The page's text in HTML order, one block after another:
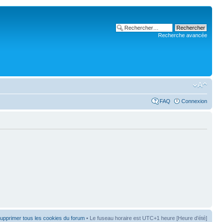
Recherche avancée
FAQ Connexion
tous les cookies du forum • Le fuseau horaire est UTC+1 heure [Heure d’été]